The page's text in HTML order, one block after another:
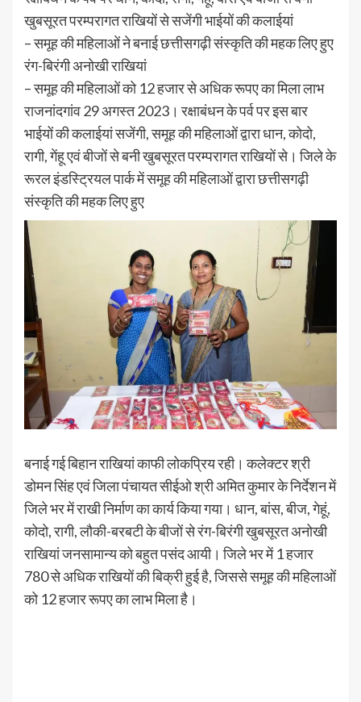
खुबसूरत परम्परागत राखियों से सजेंगी भाईयों की कलाईयां
– समूह की महिलाओं ने बनाई छत्तीसगढ़ी संस्कृति की महक लिए हुए
रंग-बिरंगी अनोखी राखियां
– समूह की महिलाओं को 12 हजार से अधिक रूपए का मिला लाभ
राजनांदगांव 29 अगस्त 2023। रक्षाबंधन के पर्व पर इस बार
भाईयों की कलाईयां सजेंगी, समूह की महिलाओं द्वारा धान, कोदो,
रागी, गेंहू एवं बीजों से बनी खुबसूरत परम्परागत राखियों से। जिले के
रूरल इंडस्ट्रियल पार्क में समूह की महिलाओं द्वारा छत्तीसगढ़ी
संस्कृति की महक लिए हुए
बनाई गई बिहान राखियां काफी लोकप्रिय रही। कलेक्टर श्री
डोमन सिंह एवं जिला पंचायत सीईओ श्री अमित कुमार के निर्देशन में
जिले भर में राखी निर्माण का कार्य किया गया। धान, बांस, बीज, गेहूं,
कोदो, रागी, लौकी-बरबटी के बीजों से रंग-बिरंगी खुबसूरत अनोखी
राखियां जनसामान्य को बहुत पसंद आयी। जिले भर में 1 हजार
780 से अधिक राखियों की बिक्री हुई है, जिससे समूह की महिलाओं
को 12 हजार रूपए का लाभ मिला है।